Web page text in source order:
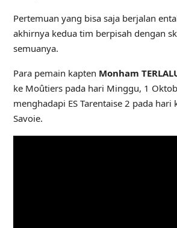
Pertemuan yang bisa saja berjalan
akhirnya kedua tim berpisah dengan
semuanya.
Para pemain kapten Monham
ke Moûtiers pada hari Minggu, 1
menghadapi ES Tarentaise 2 pada hari
Savoie.